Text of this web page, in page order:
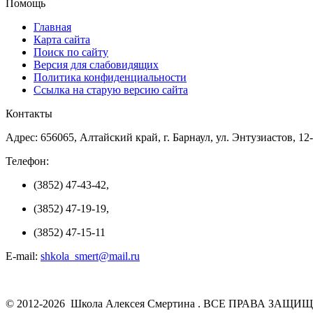
Помощь
Главная
Карта сайта
Поиск по сайту
Версия для слабовидящих
Политика конфиденциальности
Ссылка на старую версию сайта
Контакты
Адрес: 656065, Алтайский край, г. Барнаул, ул. Энтузиастов,
Телефон:
(3852) 47-43-42,
(3852) 47-19-19,
(3852) 47-15-11
E-mail: shkola_smert@mail.ru
© 2012-2026 Школа Алексея Смертина . ВСЕ ПРАВА